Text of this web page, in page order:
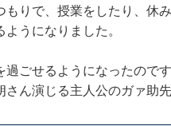
りで、授業をしたり、休
うになりました。
ごせるようになったので
ん演じる主人公のガァ助